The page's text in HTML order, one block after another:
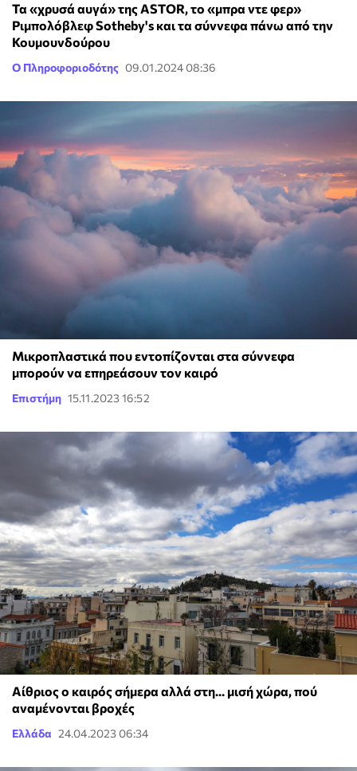
Τα «χρυσά αυγά» της ASTOR, το «μπρα ντε φερ»
Ριμπολόβλεφ Sotheby's και τα σύννεφα πάνω από την
Κουμουνδούρου
Ο Πληροφοριοδότης 09.01.2024 08:36
Μικροπλαστικά που εντοπίζονται στα σύννεφα
μπορούν να επηρεάσουν τον καιρό
Επιστήμη 15.11.2023 16:52
Αίθριος ο καιρός σήμερα αλλά στη... μισή χώρα, πού
αναμένονται βροχές
Ελλάδα 24.04.2023 06:34